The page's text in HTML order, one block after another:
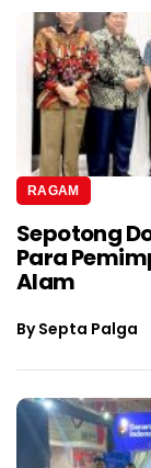
RAGAM
Sepotong
Para
Alam
BySepta Palga